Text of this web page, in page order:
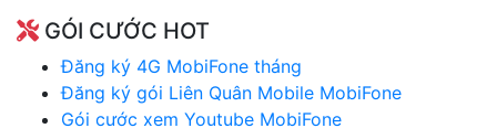
GÓI CƯỚC HOT
Đăng ký 4G MobiFone tháng
Đăng ký gói Liên Quân Mobile MobiFone
Gói cước xem Youtube MobiFone